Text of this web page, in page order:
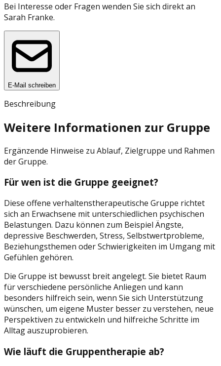
Bei Interesse oder Fragen wenden Sie sich direkt an
Sarah Franke.
E-Mail schreiben
Beschreibung
Weitere Informationen zur Gruppe
Ergänzende Hinweise zu Ablauf, Zielgruppe und Rahmen
der Gruppe.
Für wen ist die Gruppe geeignet?
Diese offene verhaltenstherapeutische Gruppe richtet
sich an Erwachsene mit unterschiedlichen psychischen
Belastungen. Dazu können zum Beispiel Ängste,
depressive Beschwerden, Stress, Selbstwertprobleme,
Beziehungsthemen oder Schwierigkeiten im Umgang mit
Gefühlen gehören.
Die Gruppe ist bewusst breit angelegt. Sie bietet Raum
für verschiedene persönliche Anliegen und kann
besonders hilfreich sein, wenn Sie sich Unterstützung
wünschen, um eigene Muster besser zu verstehen, neue
Perspektiven zu entwickeln und hilfreiche Schritte im
Alltag auszuprobieren.
Wie läuft die Gruppentherapie ab?